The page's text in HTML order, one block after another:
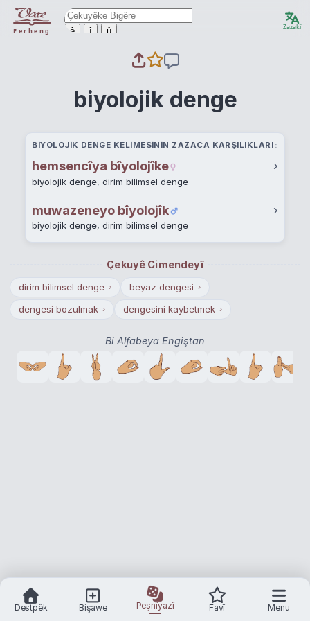
Ferheng ê î û Zazakî
biyolojik denge
BIYOLOJIK DENGE KELIMESININ ZAZACA KARŞILIKLARI
hemsencîya bîyolojîke ›
biyolojik denge, dirim bilimsel denge
muwazeneyo bîyolojîk ›
biyolojik denge, dirim bilimsel denge
Çekuyê Cimendeyî
dirim bilimsel denge › beyaz dengesi ›
dengesi bozulmak › dengesini kaybetmek ›
Bi Alfabeya Engiştan
Destpêk Bişawe Peşnîyazî Favî Menu